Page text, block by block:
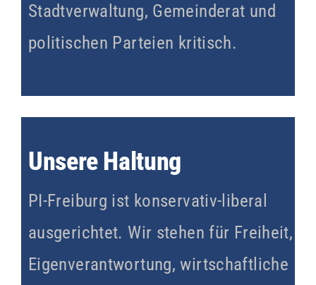
Stadtverwaltung, Gemeinderat und
politischen Parteien kritisch.
Unsere Haltung
PI-Freiburg ist konservativ-liberal
ausgerichtet. Wir stehen für Freiheit,
Eigenverantwortung, wirtschaftliche